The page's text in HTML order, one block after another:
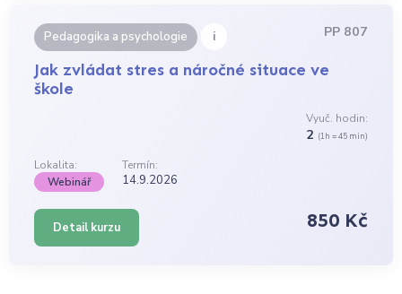
Pedagogika a psychologie i PP 807
Jak zvládat stres a náročné situace ve
škole
Vyuč. hodin:
2 (1h = 45 min)
Lokalita:
Termín:
Webinář
14.9.2026
Detail kurzu 850 Kč